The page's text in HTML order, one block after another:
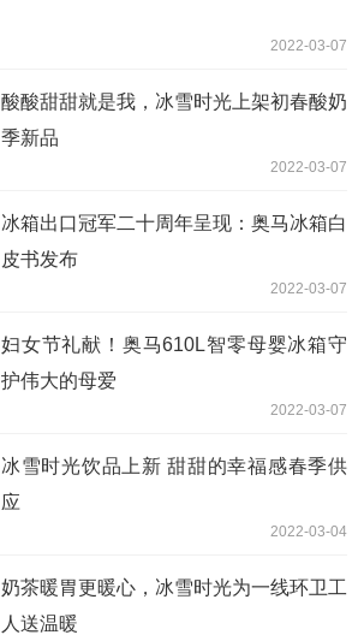
2022-03-07
酸酸甜甜就是我，冰雪时光上架初春酸奶
季新品
2022-03-07
冰箱出口冠军二十周年呈现：奥马冰箱白
皮书发布
2022-03-07
妇女节礼献！奥马610L智零母婴冰箱守
护伟大的母爱
2022-03-07
冰雪时光饮品上新 甜甜的幸福感春季供
应
2022-03-04
奶茶暖胃更暖心，冰雪时光为一线环卫工
人送温暖